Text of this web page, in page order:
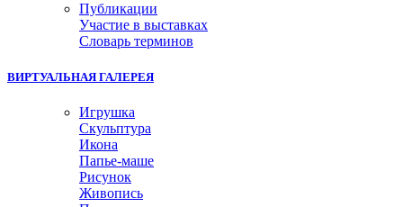
Публикации
Участие в выставках
Словарь терминов
ВИРТУАЛЬНАЯ ГАЛЕРЕЯ
Игрушка
Скульптура
Икона
Папье-маше
Рисунок
Живопись